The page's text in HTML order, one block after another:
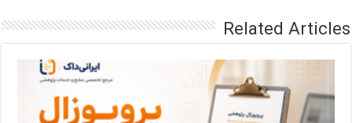
Related Articles